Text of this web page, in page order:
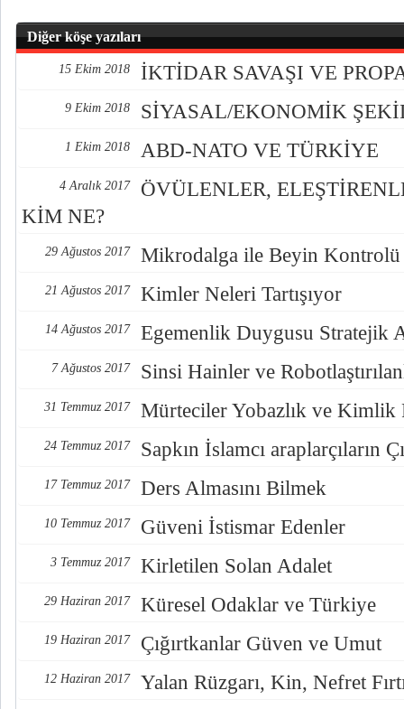
Diğer köşe yazıları
15 Ekim 2018 İKTİDAR SAVAŞI VE
9 Ekim 2018 SİYASAL/EKONOMİK
1 Ekim 2018 ABD-NATO VE TÜRKİYE
4 Aralık 2017
ÖVÜLENLER,
KİM NE?
29 Ağustos 2017 Mikrodalga ile Beyin Kontrolü
21 Ağustos 2017 Kimler Neleri Tartışıyor
14 Ağustos 2017 Egemenlik Duygusu Stratejik
7 Ağustos 2017 Sinsi Hainler ve
31 Temmuz 2017 Mürteciler Yobazlık ve Kimlik
24 Temmuz 2017 Sapkın İslamcı araplarçıların
17 Temmuz 2017 Ders Almasını Bilmek
10 Temmuz 2017 Güveni İstismar Edenler
3 Temmuz 2017 Kirletilen Solan Adalet
29 Haziran 2017 Küresel Odaklar ve Türkiye
19 Haziran 2017 Çığırtkanlar Güven ve Umut
12 Haziran 2017 Yalan Rüzgarı, Kin, Nefret